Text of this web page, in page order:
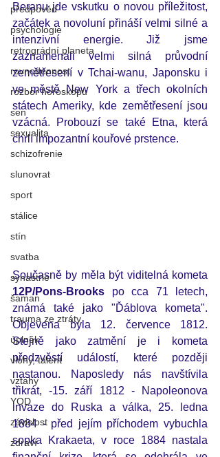
předpověď
psychologie
retrográdní planeta
rovnodennost
rozbor horoskopu
sen
sexualita
schizofrenie
slunovrat
sport
stálice
stín
svatba
synastrie
šaman
trauma ze ztráty
úplněk
vlohy, talent
vztahy
YOD
závislost
zdraví
Beranu jde vskutku o novou příležitost,
začátek a novoluní přináší velmi silné a
intenzivní energie. Již jsme
zaznamenali velmi silná průvodní
zemětřesení v Tchai-wanu, Japonsku i
ve městě New York a třech okolních
státech Ameriky, kde zemětřesení jsou
vzácná. Probouzí se také Etna, která
chrlí impozantní kouřové prstence.
12P/Pons-Brooks po cca 71 letech,
známá také jako "Ďáblova kometa".
Objevena byla 12. července 1812.
Stejně jako zatmění je i kometa
předzvěstí událostí, které později
třikrát, -15. září 1812 - Napoleonova
invaze do Ruska a válka, 25. ledna
1884 - před jejím příchodem vybuchla
sopka Krakaeta, v roce 1884 nastala